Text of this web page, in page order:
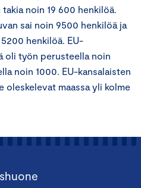
noin 19 600 henkilöä.
sai noin 9500 henkilöä ja
henkilöä. EU-
oli työn perusteella noin
noin 1000. EU-kansalaisten
maassa yli kolme